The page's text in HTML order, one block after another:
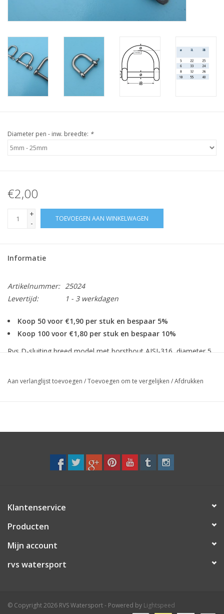
Staalkabel met coating
Staalkabel Klem
Diameter pen - inw. breedte: *
€2,00
+
-
TOEVOEGEN AAN WINKELWAGEN
Informatie
Artikelnummer: 25024
Levertijd:
1 - 3 werkdagen
Koop 50 voor €1,90 per stuk en bespaar 5%
Koop 100 voor €1,80 per stuk en bespaar 10%
Rvs D-sluiting breed model met borstbout AISI-316, diameter 5
Niet geschikt voor hijsdoeleinden.
Aan verlanglijst toevoegen /Toevoegen om te vergelijken /Afdrukken
Klantenservice
Producten
Mijn account
rvs watersport
© Copyright 2026 RVS Watersport - Powered by Lightspeed